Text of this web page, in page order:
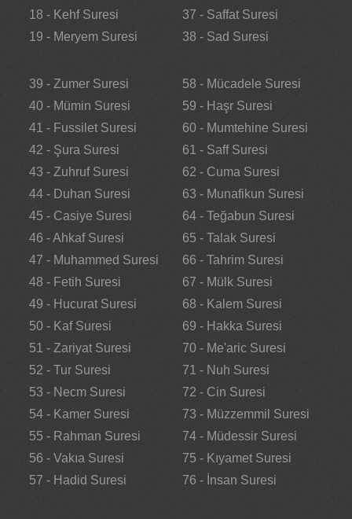
18 - Kehf Suresi
19 - Meryem Suresi
37 - Saffat Suresi
38 - Sad Suresi
39 - Zumer Suresi
40 - Mümin Suresi
41 - Fussilet Suresi
42 - Şura Suresi
43 - Zuhruf Suresi
44 - Duhan Suresi
45 - Casiye Suresi
46 - Ahkaf Suresi
47 - Muhammed Suresi
48 - Fetih Suresi
49 - Hucurat Suresi
50 - Kaf Suresi
51 - Zariyat Suresi
52 - Tur Suresi
53 - Necm Suresi
54 - Kamer Suresi
55 - Rahman Suresi
56 - Vakıa Suresi
57 - Hadid Suresi
58 - Mücadele Suresi
59 - Haşr Suresi
60 - Mumtehine Suresi
61 - Saff Suresi
62 - Cuma Suresi
63 - Munafikun Suresi
64 - Teğabun Suresi
65 - Talak Suresi
66 - Tahrim Suresi
67 - Mülk Suresi
68 - Kalem Suresi
69 - Hakka Suresi
70 - Me'aric Suresi
71 - Nuh Suresi
72 - Cin Suresi
73 - Müzzemmil Suresi
74 - Müdessir Suresi
75 - Kıyamet Suresi
76 - İnsan Suresi